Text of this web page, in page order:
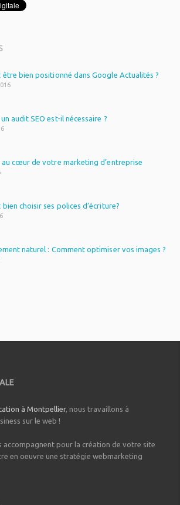
être bien positionné dans Google Actualités ?
audit SEO est-il nécessaire ?
au cœur de votre marketing d’entreprise
choisir ses polices d’écriture?
naturel : Comment optimiser vos images ?
à Montpellier, nous travaillons à
sur le web !
accompagnent pour la création de votre site
en oeuvre une stratégie webmarketing